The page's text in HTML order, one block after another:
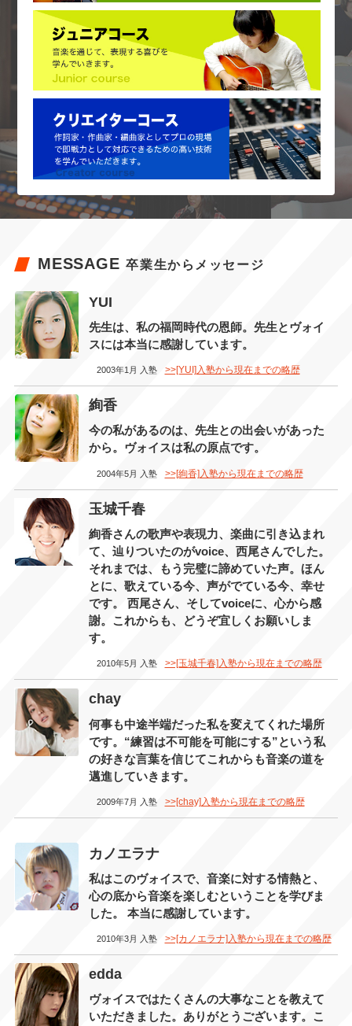
MESSAGE卒業生からメッセージ
YUI
先生は、私の福岡時代の恩師。先生とヴォイ
スには本当に感謝しています。
2003年1月 入塾 >>[YUI]入塾から現在までの略歴
絢香
今の私があるのは、先生との出会いがあった
から。ヴォイスは私の原点です。
2004年5月 入塾 >>[絢香]入塾から現在までの略歴
玉城千春
絢香さんの歌声や表現力、楽曲に引き込まれ
て、辿りついたのがvoice、西尾さんでした。
それまでは、もう完璧に諦めていた声。ほん
とに、歌えている今、声がでている今、幸せ
です。 西尾さん、そしてvoiceに、心から感
謝。これからも、どうぞ宜しくお願いしま
す。
2010年5月 入塾 >>[玉城千春]入塾から現在までの略歴
chay
何事も中途半端だった私を変えてくれた場所
です。“練習は不可能を可能にする”という私
の好きな言葉を信じてこれからも音楽の道を
邁進していきます。
2009年7月 入塾 >>[chay]入塾から現在までの略歴
カノエラナ
私はこのヴォイスで、音楽に対する情熱と、
心の底から音楽を楽しむということを学びま
した。 本当に感謝しています。
2010年3月 入塾 >>[カノエラナ]入塾から現在までの略歴
edda
ヴォイスではたくさんの大事なことを教えて
いただきました。ありがとうございます。こ